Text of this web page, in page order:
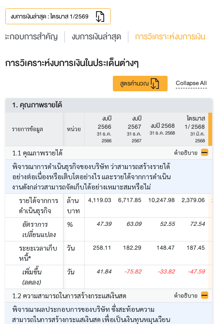
งบการเงินล่าสุด : ไตรมาส 1/2569
ะกอบการสำคัญ งบการเงินล่าสุด การวิเคราะห์งบการเงิน
การวิเคราะห์งบการเงินในประเด็นต่างๆ
สูตรคำนวณ Collapse All
1. คุณภาพรายได้
รายการข้อมูล หน่วย
งบปี
2566
31 ธ.ค.
2566
งบปี
2567
31 ธ.ค.
2567
งบปี 2568
31 ธ.ค. 2568
ไตรมาส
1/ 2568
31 มี.ค.
2568
1.1 คุณภาพรายได้ คำอธิบาย
พิจารณาการดำเนินธุรกิจของบริษัท ว่าสามารถสร้างรายได้
อย่างต่อเนื่องหรือเติบโตอย่างไร และรายได้จากการดำเนิน
งานดังกล่าวสามารถจัดเก็บได้อย่างเหมาะสมหรือไม่
รายได้จากการ
ดำเนินธุรกิจ
ล้าน
บาท
4,119.03 6,717.85 10,247.98 2,379.06
อัตราการ
เปลี่ยนแปลง
% 47.39 63.09 52.55 72.54
ระยะเวลาเก็บ
หนี้*
วัน 258.11 182.29 148.47 187.45
เพิ่มขึ้น
(ลดลง)
วัน 41.84 -75.82 -33.82 -47.59
1.2 ความสามารถในการสร้างกระแสเงินสด คำอธิบาย
พิจารณาผลประกอบการของบริษัท ซึ่งสะท้อนความ
สามารถในการสร้างกระแสเงินสด เพื่อเป็นเงินทุนหมุนเวียน